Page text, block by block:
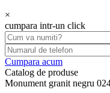
×
cumpara intr-un click
Cumpara acum
Catalog de produse
Monument granit negru